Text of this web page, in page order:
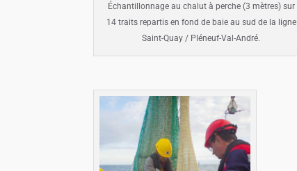
Échantillonnage au chalut à perche (3 mètres) sur
14 traits repartis en fond de baie au sud de la ligne
Saint-Quay / Pléneuf-Val-André.